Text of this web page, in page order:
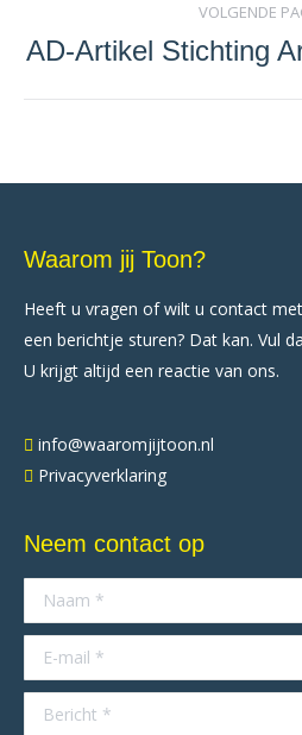
VOLGENDE
AD-Artikel Stichting
Waarom jij Toon?
Heeft u vragen of wilt u contact
een berichtje sturen? Dat kan. Vul
U krijgt altijd een reactie van ons.
info@waaromjijtoon.nl
Privacyverklaring
Neem contact op
Naam *
E-mail *
Bericht *